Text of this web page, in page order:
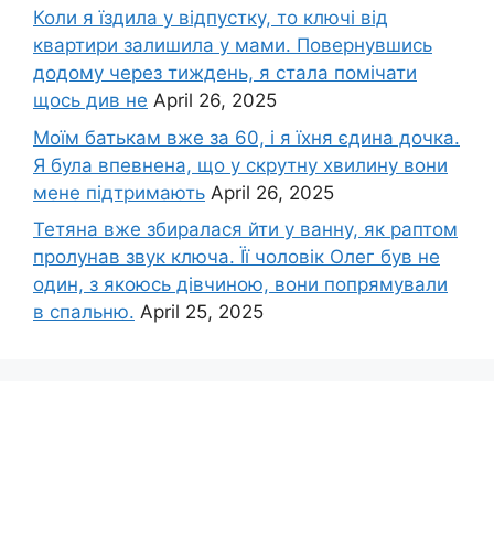
Коли я їздила у відпустку, то ключі від
квартири залишила у мами. Повернувшись
додому через тиждень, я стала помічати
щось див не April 26, 2025
Моїм батькам вже за 60, і я їхня єдина дочка.
Я була впевнена, що у скрутну хвилину вони
мене підтримають April 26, 2025
Тетяна вже збиралася йти у ванну, як раптом
пролунав звук ключа. Її чоловік Олег був не
один, з якоюсь дівчиною, вони попрямували
в спальню. April 25, 2025